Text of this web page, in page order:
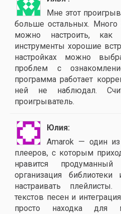
Мне этот
больше остальных. Много
можно настроить,
инструменты хорошие
настройках можно
проблем с
программа работает
ней не наблюдал.
проигрыватель.
Юлия
Amarok — один
плееров, с которым
нравится
организация
настраивать
текстов песен и
просто находка для